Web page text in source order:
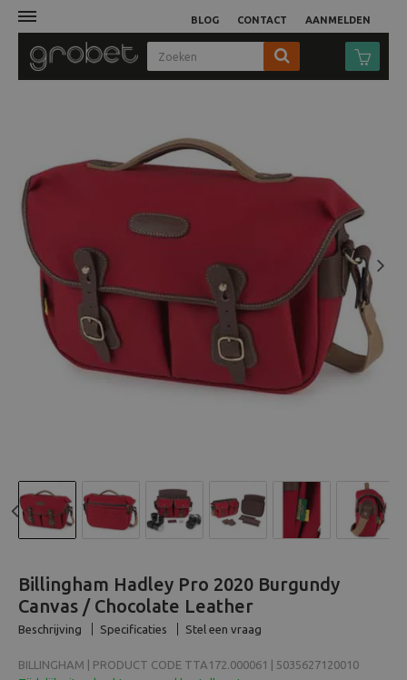
AANMELDEN
BLOG CONTACT
Tassen
Statieven
Analoog
Next
Previous
Billingham Hadley Pro 2020 Burgundy
Canvas / Chocolate Leather
Beschrijving Specificaties Stel een vraag
BILLINGHAM | PRODUCT CODE TTA172.000061 | 5035627120010